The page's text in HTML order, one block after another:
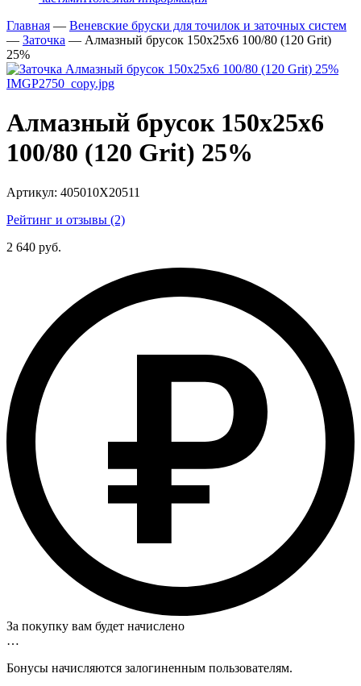
Главная — Веневские бруски для точилок и заточных систем
— Заточка — Алмазный брусок 150х25х6 100/80 (120 Grit)
25%
Алмазный брусок 150х25х6
100/80 (120 Grit) 25%
Артикул: 405010Х20511
Рейтинг и отзывы (2)
2 640 руб.
За покупку вам будет начислено
…
Бонусы начисляются залогиненным пользователям.